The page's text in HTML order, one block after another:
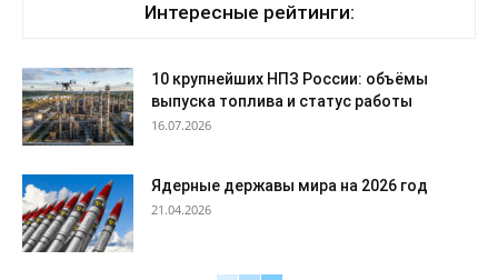
Интересные рейтинги:
10 крупнейших НПЗ России: объёмы
выпуска топлива и статус работы
16.07.2026
Ядерные державы мира на 2026 год
21.04.2026